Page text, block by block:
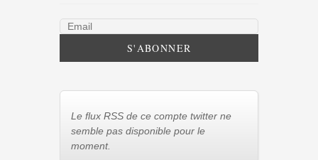
Le flux RSS de ce compte twitter ne
semble pas disponible pour le
moment.